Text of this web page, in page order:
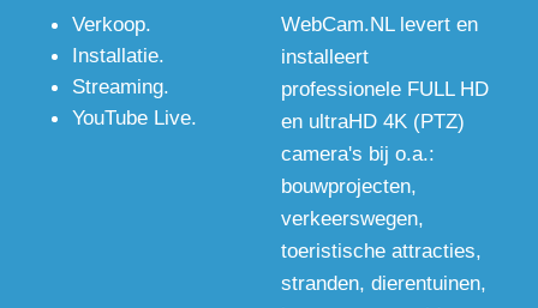
Verkoop.
Installatie.
Streaming.
YouTube Live.
WebCam.NL levert en
installeert
professionele FULL HD
en ultraHD 4K (PTZ)
camera's bij o.a.:
bouwprojecten,
verkeerswegen,
toeristische attracties,
stranden, dierentuinen,